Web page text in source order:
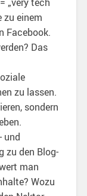
zu einem
Facebook.
Das
zu lassen.
sondern
und
zu den Blog-
man
Wozu